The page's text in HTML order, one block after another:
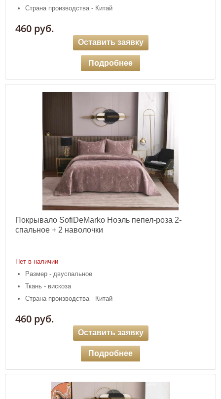
Страна производства - Китай
460 руб.
Оставить заявку
Подробнее
Покрывало SofiDeMarko Ноэль пепел-роза 2-
спальное + 2 наволочки
Нет в наличии
Размер - двуспальное
Ткань - вискоза
Страна производства - Китай
460 руб.
Оставить заявку
Подробнее